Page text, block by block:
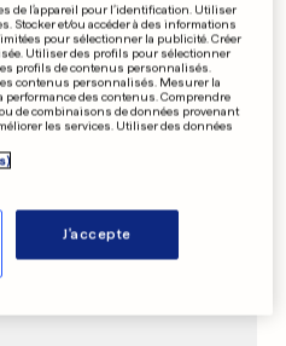
0
de l’appareil pour l’identification. Utiliser
Stocker et/ou accéder à des informations
pour sélectionner la publicité. Créer
Utiliser des profils pour sélectionner
profils de contenus personnalisés.
contenus personnalisés. Mesurer la
des contenus. Comprendre
de combinaisons de données provenant
les services. Utiliser des données
J'accepte